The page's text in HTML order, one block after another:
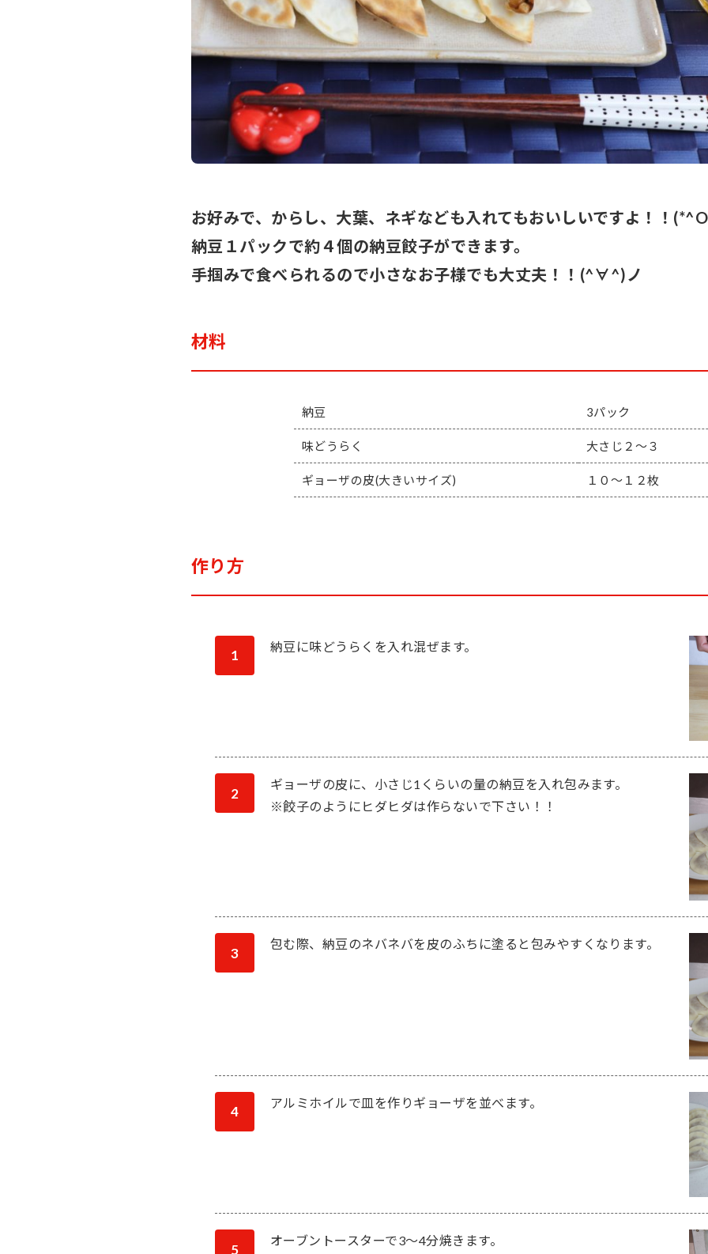
お好みで、からし、大葉、ネギなども入れてもおいしいですよ！！
納豆１パックで約４個の納豆餃子ができます。
手掴みで食べられるので小さなお子様でも大丈夫！！(^∀^)ノ
材料
納豆 3パック
味どうらく 大さじ２～３
ギョーザの皮(大きいサイズ) １０～１２枚
作り方
1
納豆に味どうらくを入れ混ぜます。
2
ギョーザの皮に、小さじ1くらいの量の納豆を入れ包みます。
※餃子のようにヒダヒダは作らないで下さい！！
3
包む際、納豆のネバネバを皮のふちに塗ると包みやすくなります。
4
アルミホイルで皿を作りギョーザを並べます。
5
オーブントースターで3～4分焼きます。